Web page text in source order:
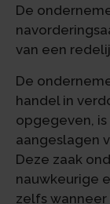
De
van een
De
handel in
opgegeven,
aangeslagen
Deze zaak
nauwkeurige
zelfs